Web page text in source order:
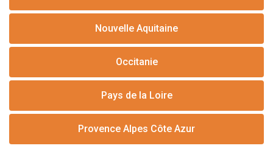
Nouvelle Aquitaine
Occitanie
Pays de la Loire
Provence Alpes Côte Azur